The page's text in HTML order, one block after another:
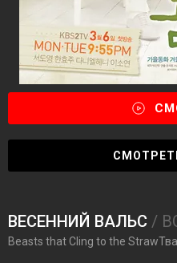
ВЕСЕННИЙ ВАЛЬС /
Beasts that Cling to the